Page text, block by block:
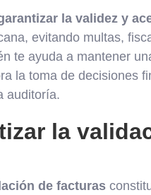
la validez y
evitando multas,
te ayuda a mantener
la toma de decisiones
auditoría.
la
de facturas